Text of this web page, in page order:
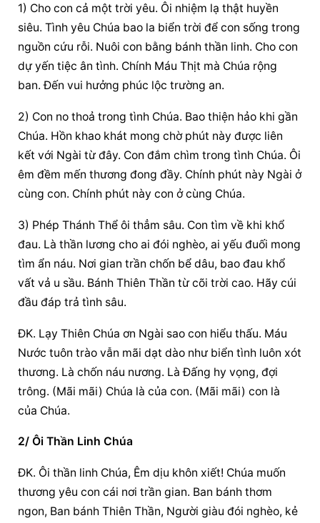
1) Cho con cả một trời yêu. Ôi nhiệm lạ thật huyền
siêu. Tình yêu Chúa bao la biển trời để con sống trong
nguồn cứu rỗi. Nuôi con bằng bánh thần linh. Cho con
dự yến tiệc ân tình. Chính Máu Thịt mà Chúa rộng
ban. Đến vui hưởng phúc lộc trường an.
2) Con no thoả trong tình Chúa. Bao thiện hảo khi gần
Chúa. Hồn khao khát mong chờ phút này được liên
kết với Ngài từ đây. Con đắm chìm trong tình Chúa. Ôi
êm đềm mến thương đong đầy. Chính phút này Ngài ở
cùng con. Chính phút này con ở cùng Chúa.
3) Phép Thánh Thể ôi thẳm sâu. Con tìm về khi khổ
đau. Là thần lương cho ai đói nghèo, ai yếu đuối mong
tìm ẩn náu. Nơi gian trần chốn bể dâu, bao đau khổ
vất vả u sầu. Bánh Thiên Thần từ cõi trời cao. Hãy cúi
đầu đáp trả tình sâu.
ĐK. Lạy Thiên Chúa ơn Ngài sao con hiểu thấu. Máu
Nước tuôn trào vẫn mãi dạt dào như biển tình luôn xót
thương. Là chốn náu nương. Là Đấng hy vọng, đợi
trông. (Mãi mãi) Chúa là của con. (Mãi mãi) con là
của Chúa.
2/ Ôi Thần Linh Chúa
ĐK. Ôi thần linh Chúa, Êm dịu khôn xiết! Chúa muốn
thương yêu con cái nơi trần gian. Ban bánh thơm
ngon, Ban bánh Thiên Thần, Người giàu đói nghèo, kẻ